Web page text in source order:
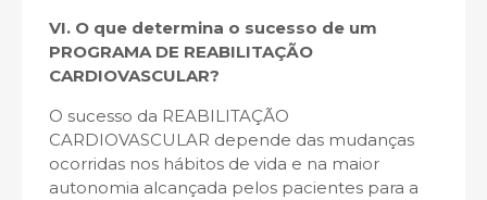
VI. O que determina o sucesso de um
PROGRAMA DE REABILITAÇÃO
CARDIOVASCULAR?
O sucesso da REABILITAÇÃO
CARDIOVASCULAR depende das mudanças
ocorridas nos hábitos de vida e na maior
autonomia alcançada pelos pacientes para a